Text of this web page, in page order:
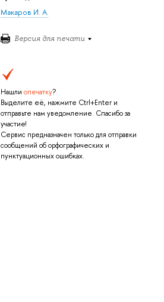
Макаров И. А.
Версия для печати
Нашли опечатку?
Выделите её, нажмите Ctrl+Enter и
отправьте нам уведомление. Спасибо за
участие!
Сервис предназначен только для отправки
сообщений об орфографических и
пунктуационных ошибках.